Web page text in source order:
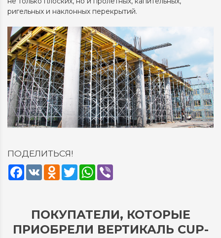
ригельных и наклонных перекрытий.
ПОДЕЛИТЬСЯ!
Facebook
VK Odnoklassniki
TwitterWhatsApp
ПОКУПАТЕЛИ, КОТОРЫЕ
ПРИОБРЕЛИ ВЕРТИКАЛЬ CUP-